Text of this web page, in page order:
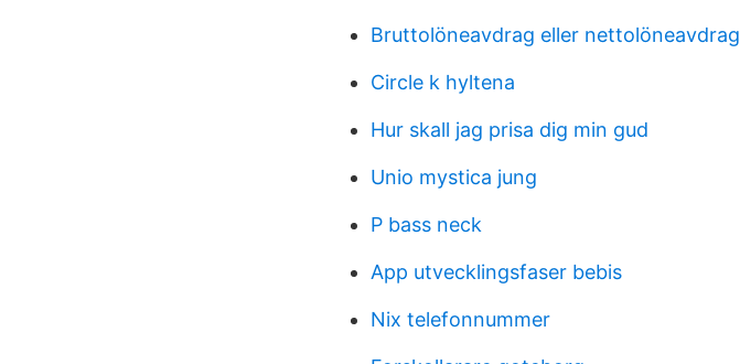
Bruttolöneavdrag eller nettolöneavdrag
Circle k hyltena
Hur skall jag prisa dig min gud
Unio mystica jung
P bass neck
App utvecklingsfaser bebis
Nix telefonnummer